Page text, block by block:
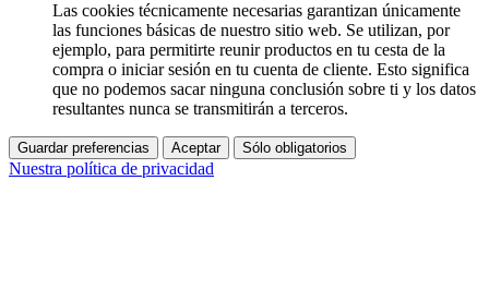
Las cookies técnicamente necesarias garantizan únicamente
las funciones básicas de nuestro sitio web. Se utilizan, por
ejemplo, para permitirte reunir productos en tu cesta de la
compra o iniciar sesión en tu cuenta de cliente. Esto significa
que no podemos sacar ninguna conclusión sobre ti y los datos
resultantes nunca se transmitirán a terceros.
Guardar preferencias Aceptar Sólo obligatorios
Nuestra política de privacidad